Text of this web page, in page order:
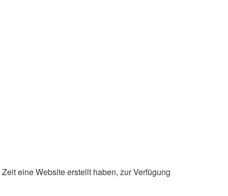
eine Website erstellt haben, zur Verfügung